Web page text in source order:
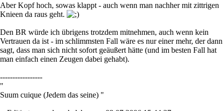
Aber Kopf hoch, sowas klappt - auch wenn man nachher mit zittrigen
Knieen da raus geht.
Den BR würde ich übrigens trotzdem mitnehmen, auch wenn kein
Vertrauen da ist - im schlimmsten Fall wäre es nur einer mehr, der dann
sagt, dass man sich nicht sofort geäußert hätte (und im besten Fall hat
man einfach einen Zeugen dabei gehabt).
-----------------
"
Suum cuique (Jedem das seine) "